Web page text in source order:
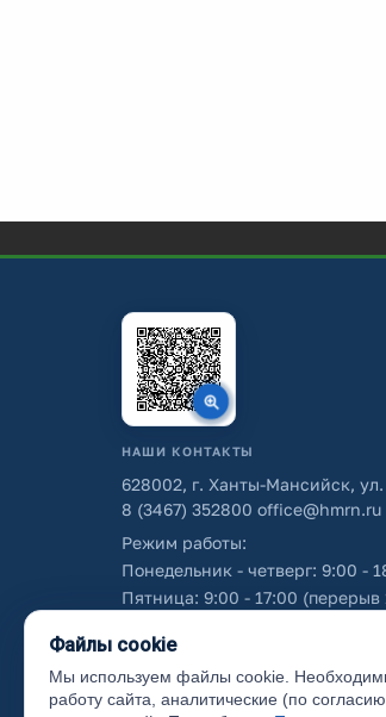
НАШИ КОНТАКТЫ
628002, г. Ханты-Мансийск, ул.
8 (3467) 352800 office@hmrn.ru
Режим работы:
Понедельник - четверг: 9:00 -
Пятница: 9:00 - 17:00 (перерыв
Об использовании
Файлы cookie
Мы используем файлы cookie.
работу сайта, аналитические (по